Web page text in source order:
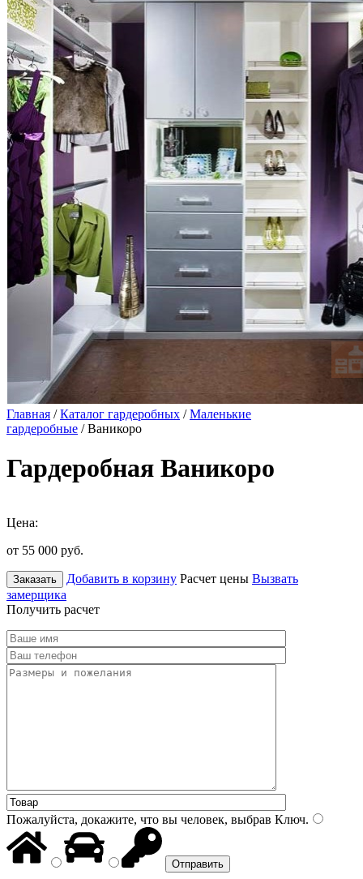
Главная /Каталог гардеробных /Маленькие
гардеробные / Ваникоро
Гардеробная Ваникоро
Цена:
от 55 000 руб.
Заказать Добавить в корзину Расчет цены Вызвать
замерщика
Получить расчет
Пожалуйста, докажите, что вы человек, выбрав Ключ.